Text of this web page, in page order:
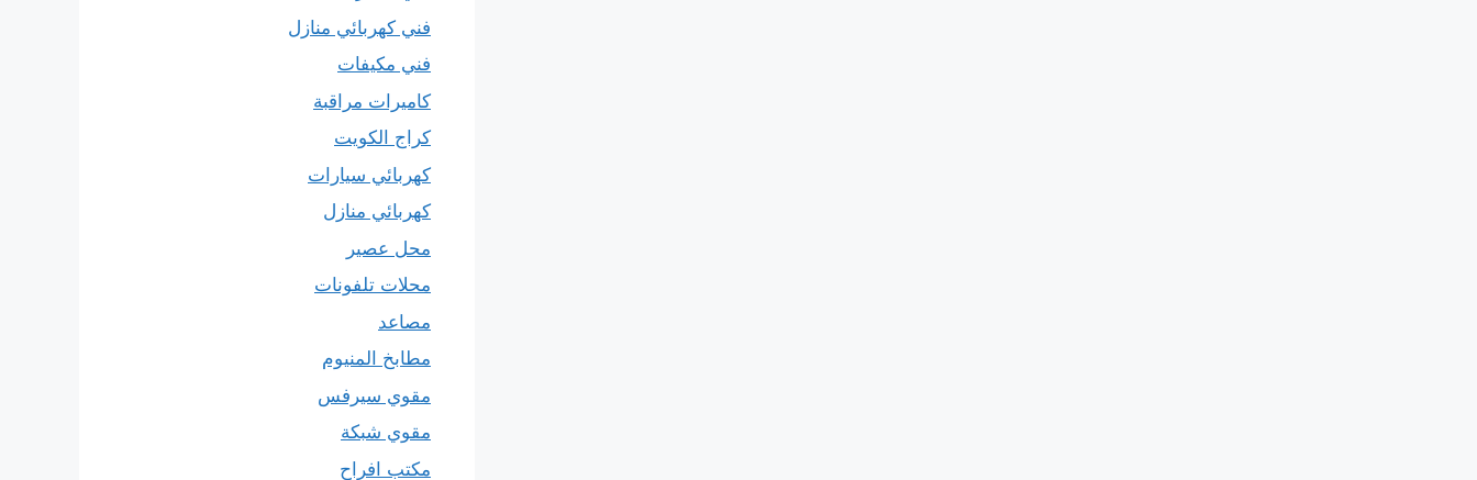
فني كهربائي منازل
فني مكيفات
كاميرات مراقبة
كراج الكويت
كهربائي سيارات
كهربائي منازل
محل عصير
محلات تلفونات
مصاعد
مطابخ المنيوم
مقوي سيرفس
مقوي شبكة
مكتب افراح